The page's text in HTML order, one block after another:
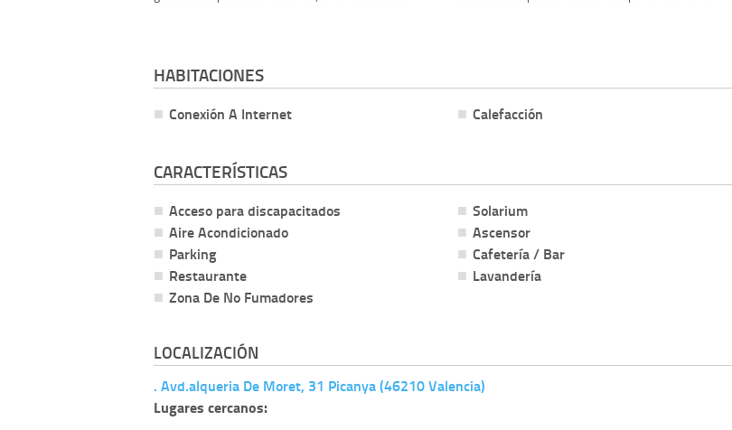
HABITACIONES
Conexión A Internet Calefacción
CARACTERÍSTICAS
Acceso para discapacitados
Aire Acondicionado
Parking
Restaurante
Zona De No Fumadores
Solarium
Ascensor
Cafetería / Bar
Lavandería
LOCALIZACIÓN
. Avd.alqueria De Moret, 31 Picanya (46210 Valencia)
Lugares cercanos: